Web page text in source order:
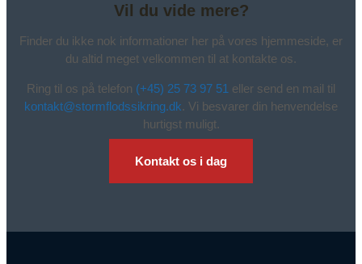
Vil du vide mere?
Finder du ikke nok informationer her på vores hjemmeside, er
du altid meget velkommen til at kontakte os.
Ring til os på telefon (+45) 25 73 97 51 eller send en mail til
kontakt@stormflodssikring.dk. Vi besvarer din henvendelse
hurtigst muligt.
Kontakt os i dag